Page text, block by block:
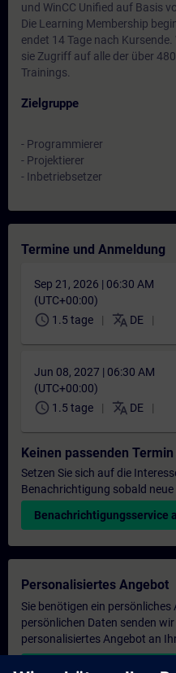
und WinCC Unified auf Basis
Die Learning Membership
endet 14 Tage nach
sie Zugriff auf alle der über
Trainings.
Zielgruppe
- Programmierer
- Projektierer
- Inbetriebsetzer
Termine und Anmeldung
Sep 21, 2026 | 06:30 AM
(UTC+00:00)
schedule 1.5 tage translate DE
Jun 08, 2027 | 06:30 AM
(UTC+00:00)
schedule 1.5 tage translate DE
Keinen passenden
Setzen Sie sich auf die
Benachrichtigung sobald
Benachrichtigungsservice
Personalisiertes Angebot
Sie benötigen ein
persönlichen Daten senden
personalisiertes Angebot an
Persönliches Angebot